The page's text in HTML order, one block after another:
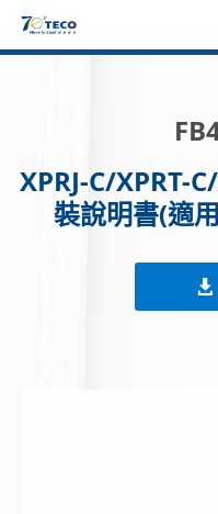
XPRJ-C/XPRT-
裝說明書(適